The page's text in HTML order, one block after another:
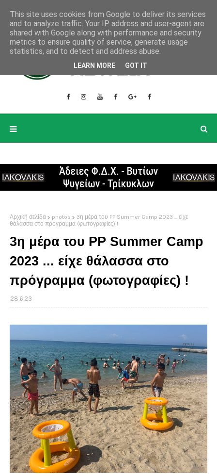
Αρχική σελίδα photos
3η μέρα του PP Summer Camp 2023 ... είχε
θάλασσα στο πρόγραμμα (φωτογραφίες) !
3η μέρα του PP Summer Camp
2023 ... είχε θάλασσα στο
πρόγραμμα (φωτογραφίες) !
28.6.23
This site uses cookies from Google to deliver its services
and to analyze traffic. Your IP address and user-agent are
shared with Google along with performance and security
metrics to ensure quality of service, generate usage
statistics, and to detect and address abuse.
LEARN MORE GOT IT